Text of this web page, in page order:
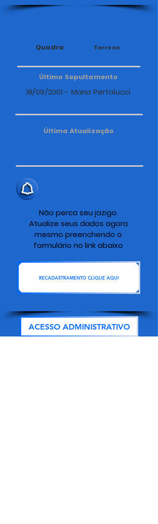
Quadra Terreno
Último Sepultamento
18/09/2001 - Maria Pertolucci
Última Atualização
Não perca seu jazigo.
Atualize seus dados agora
mesmo preenchendo o
formulário no link abaixo
RECADASTRAMENTO CLIQUE AQUI
ACESSO ADMINISTRATIVO